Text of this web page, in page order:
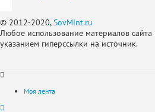
© 2012-2020,SovMint.ru
Любое использование материалов
указанием гиперссылки на источник.
Моя лента